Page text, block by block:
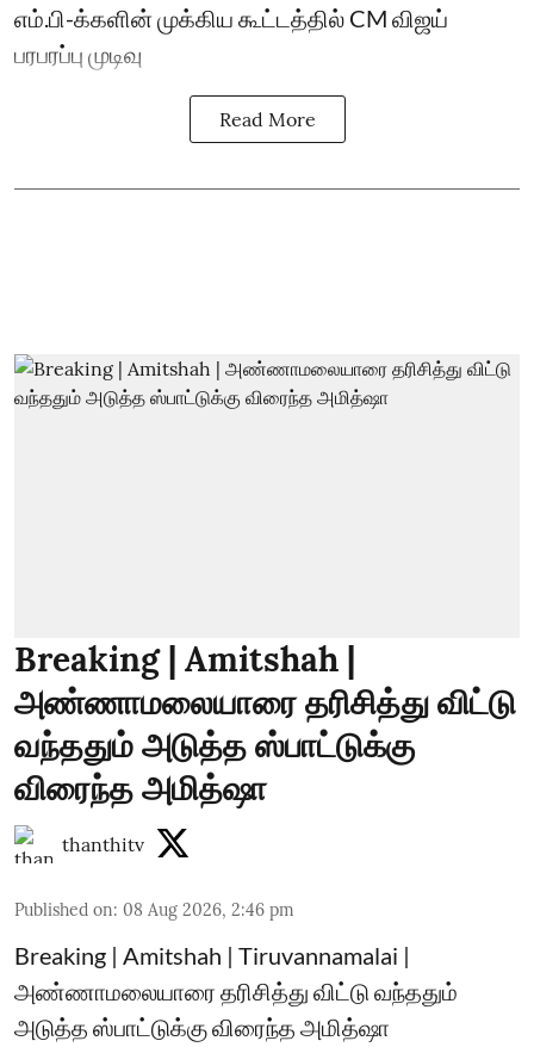
எம்.பி-க்களின் முக்கிய கூட்டத்தில் CM விஜய்
பரபரப்பு முடிவு
Read More
Breaking | Amitshah |
அண்ணாமலையாரை தரிசித்து விட்டு
வந்ததும் அடுத்த ஸ்பாட்டுக்கு
விரைந்த அமித்ஷா
thanthitv
Published on: 08 Aug 2026, 2:46 pm
Breaking | Amitshah | Tiruvannamalai |
அண்ணாமலையாரை தரிசித்து விட்டு வந்ததும்
அடுத்த ஸ்பாட்டுக்கு விரைந்த அமித்ஷா